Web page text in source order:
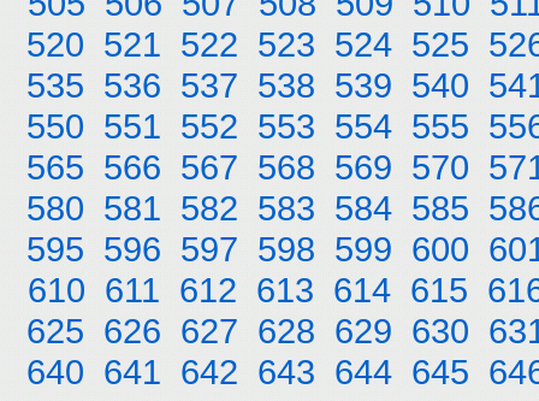
520 521 522 523 524 525
535 536 537 538 539 540
550 551 552 553 554 555
565 566 567 568 569 570
580 581 582 583 584 585
595 596 597 598 599 600
610 611 612 613 614 615
625 626 627 628 629 630
640 641 642 643 644 645